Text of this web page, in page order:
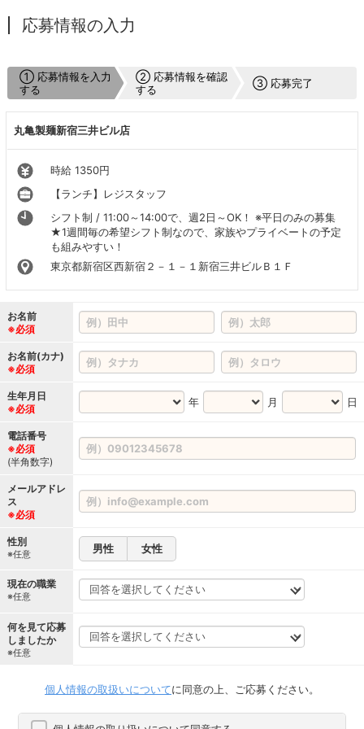
応募情報の入力
① 応募情報を入力
する
② 応募情報を確認
する
③ 応募完了
丸亀製麺新宿三井ビル店
時給 1350円
【ランチ】レジスタッフ
シフト制 / 11:00～14:00で、週2日～OK！ ※平日のみの募集
★1週間毎の希望シフト制なので、家族やプライベートの予定
も組みやすい！
東京都新宿区西新宿２－１－１新宿三井ビルＢ１Ｆ
お名前
※必須
お名前(カナ)
※必須
生年月日
※必須
年 月 日
電話番号
※必須
(半角数字)
メールアドレ
ス
※必須
性別
※任意 男性 女性
現在の職業
※任意
何を見て応募
しましたか
※任意
個人情報の取扱いについてに同意の上、ご応募ください。